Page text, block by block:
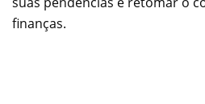
finanças.